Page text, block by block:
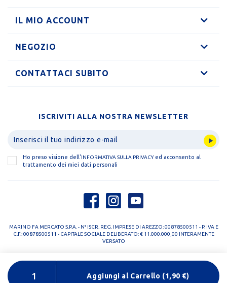
Aggiungi al Carrello (1,90 €)
IL MIO ACCOUNT
NEGOZIO
CONTATTACI SUBITO
ISCRIVITI ALLA NOSTRA NEWSLETTER
Ho preso visione dell' INFORMATIVA SULLA PRIVACYed acconsento al
trattamento dei miei dati personali
MARINO FA MERCATO S.P.A. - N° ISCR. REG. IMPRESE DI AREZZO: 00878500511 - P. IVA E
C.F.: 00878500511 - CAPITALE SOCIALE DELIBERATO: € 11.000.000,00 INTERAMENTE
VERSATO
PRIVACY POLICY
COOKIE POLICY